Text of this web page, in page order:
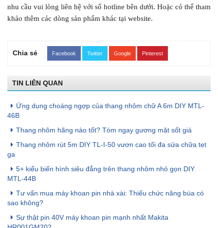
nhu cầu vui lòng liên hệ với số hotline bên dưới. Hoặc có thể tham
khảo thêm các dòng sản phẩm khác tại website.
Chia sẻ Facebook Twitter Google Pinterest
TIN LIÊN QUAN
Ứng dụng choáng ngợp của thang nhôm chữ A 6m DIY MTL-
46B
Thang nhôm hãng nào tốt? Tóm ngay gương mặt sốt giá
Thang nhôm rút 5m DIY TL-I-50 vươn cao tối đa sửa chữa tẹt
ga
5+ kiểu biến hình siêu đẳng trên thang nhôm nhỏ gọn DIY
MTL-44B
Tư vấn mua máy khoan pin nhà xài: Thiếu chức năng búa có
sao không?
Sự thật pin 40V máy khoan pin mạnh nhất Makita